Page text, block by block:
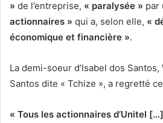
» de l’entreprise, « paralysée » par
actionnaires » qui a, selon elle, «
économique et financière ».
La demi-soeur d’Isabel dos
Santos dite « Tchize », a regretté
« Tous les actionnaires d’Unitel